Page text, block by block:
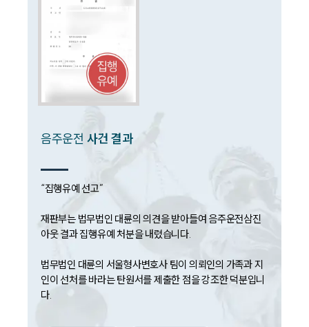
뉴스레터/브로슈어
대륜법률상담예약
대륜법률상담예약
음주운전 사건 결과
“집행유예 선고”
재판부는 법무법인 대륜의 의견을 받아들여 음주운전삼진
아웃 결과 집행유예 처분을 내렸습니다.
법무법인 대륜의 서울형사변호사 팀이 의뢰인의 가족과 지
인이 선처를 바라는 탄원서를 제출한 점을 강조한 덕분입니
다.